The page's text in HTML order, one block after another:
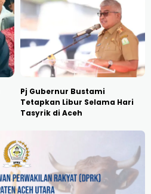
Pj Gubernur Bustami
Tetapkan Libur Selama Hari
Tasyrik di Aceh